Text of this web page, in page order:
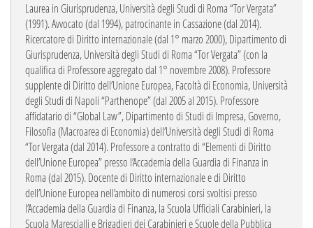
Laurea in Giurisprudenza, Università degli Studi di Roma “Tor Vergata”
(1991). Avvocato (dal 1994), patrocinante in Cassazione (dal 2014).
Ricercatore di Diritto internazionale (dal 1° marzo 2000), Dipartimento di
Giurisprudenza, Università degli Studi di Roma “Tor Vergata” (con la
qualifica di Professore aggregato dal 1° novembre 2008). Professore
supplente di Diritto dell’Unione Europea, Facoltà di Economia, Università
degli Studi di Napoli “Parthenope” (dal 2005 al 2015). Professore
affidatario di “Global Law”, Dipartimento di Studi di Impresa, Governo,
Filosofia (Macroarea di Economia) dell’Università degli Studi di Roma
“Tor Vergata (dal 2014). Professore a contratto di “Elementi di Diritto
dell’Unione Europea” presso l’Accademia della Guardia di Finanza in
Roma (dal 2015). Docente di Diritto internazionale e di Diritto
dell’Unione Europea nell’ambito di numerosi corsi svoltisi presso
l’Accademia della Guardia di Finanza, la Scuola Ufficiali Carabinieri, la
Scuola Marescialli e Brigadieri dei Carabinieri e Scuole della Pubblica